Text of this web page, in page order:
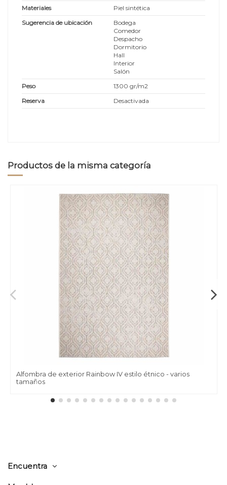
Materiales
Piel sintética
Sugerencia de ubicación
Bodega
Comedor
Despacho
Dormitorio
Hall
Interior
Salón
Peso
1300 gr/m2
Reserva
Desactivada
Productos de la misma categoría
Alfombra de exterior Rainbow IV estilo étnico - varios
tamaños
Encuentra